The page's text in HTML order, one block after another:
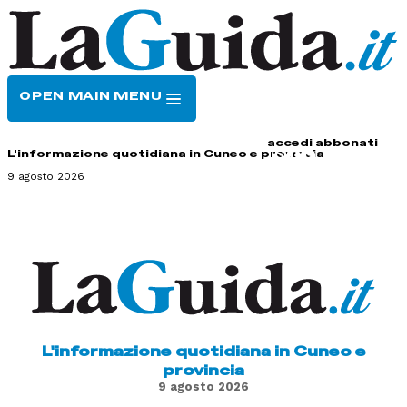
OPEN MAIN MENU
accedi abbonati
L'informazione quotidiana in Cuneo e provincia
9 agosto 2026
L'informazione quotidiana in Cuneo e
provincia
9 agosto 2026